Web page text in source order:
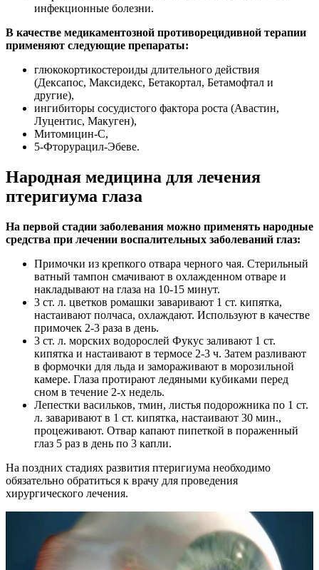
инфекционные болезни.
В качестве медикаментозной противорецидивной терапии
применяют следующие препараты:
глюкокортикостероиды длительного действия
(Дексапос, Максидекс, Бетакортал, Бетамофтал и
другие),
ингибиторы сосудистого фактора роста (Авастин,
Луцентис, Макуген),
Митомицин-С,
5-Фторурацил-Эбеве.
Народная медицина для лечения
птеригиума глаза
На первой стадии заболевания можно применять народные
средства при лечении воспалительных заболеваний глаз:
Примочки из крепкого отвара черного чая. Стерильный
ватный тампон смачивают в охлажденном отваре и
накладывают на глаза на 10-15 минут.
3 ст. л. цветков ромашки заваривают 1 ст. кипятка,
настаивают полчаса, охлаждают. Используют в качестве
примочек 2-3 раза в день.
3 ст. л. морских водорослей Фукус заливают 1 ст.
кипятка и настаивают в термосе 2-3 ч. Затем разливают
в формочки для льда и замораживают в морозильной
камере. Глаза протирают ледяными кубиками перед
сном в течение 2-х недель.
Лепестки васильков, тмин, листья подорожника по 1 ст.
л. заваривают в 1 ст. кипятка, настаивают 30 мин.,
процеживают. Отвар капают пипеткой в пораженный
глаз 5 раз в день по 3 капли.
На поздних стадиях развития птеригиума необходимо
обязательно обратиться к врачу для проведения
хирургического лечения.